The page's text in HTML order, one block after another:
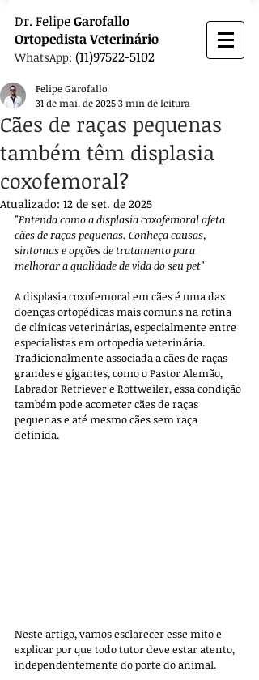
Dr. FelipeGarofallo
OrtopedistaVeterinário
WhatsApp: (11)97522-5102
Cães de raças pequenas
também têm displasia
coxofemoral?
Felipe Garofallo
31 de mai. de 20253 min de leitura
Atualizado: 12 de set. de 2025
"Entenda como a displasia coxofemoral afeta
cães de raças pequenas. Conheça causas,
sintomas e opções de tratamento para
melhorar a qualidade de vida do seu pet"
A displasia coxofemoral em cães é uma das
doenças ortopédicas mais comuns na rotina
de clínicas veterinárias, especialmente entre
especialistas em ortopedia veterinária.
Tradicionalmente associada a cães de raças
grandes e gigantes, como o Pastor Alemão,
Labrador Retriever e Rottweiler, essa condição
também pode acometer cães de raças
pequenas e até mesmo cães sem raça
definida.
Neste artigo, vamos esclarecer esse mito e
explicar por que todo tutor deve estar atento,
independentemente do porte do animal.